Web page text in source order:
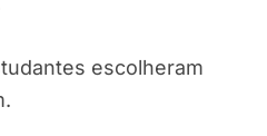
escolheram